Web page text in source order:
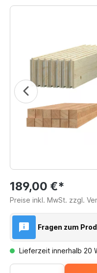
189,00 €*
Preise inkl. MwSt. zzgl.
Fragen zum
Lieferzeit innerhalb 20